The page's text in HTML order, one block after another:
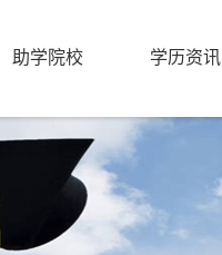
助学院校 学历资讯